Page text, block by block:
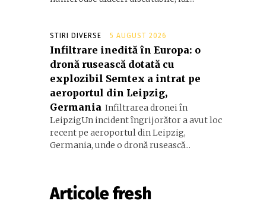
STIRI DIVERSE 5 AUGUST 2026
Infiltrare inedită în Europa: o
dronă rusească dotată cu
explozibil Semtex a intrat pe
aeroportul din Leipzig,
Germania Infiltrarea dronei în
LeipzigUn incident îngrijorător a avut loc
recent pe aeroportul din Leipzig,
Germania, unde o dronă rusească...
Articole fresh